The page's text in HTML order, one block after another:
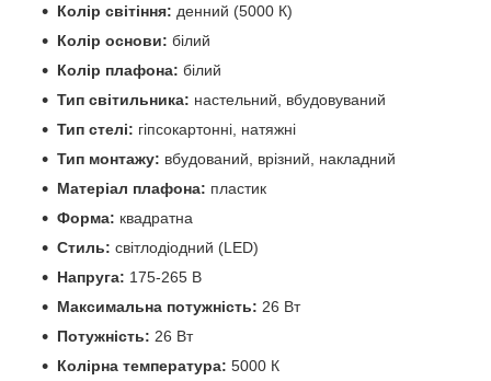
Колір світіння: денний (5000 К)
Колір основи: білий
Колір плафона: білий
Тип світильника: настельний, вбудовуваний
Тип стелі: гіпсокартонні, натяжні
Тип монтажу: вбудований, врізний, накладний
Матеріал плафона: пластик
Форма: квадратна
Стиль: світлодіодний (LED)
Напруга: 175-265 В
Максимальна потужність: 26 Вт
Потужність: 26 Вт
Колірна температура: 5000 К